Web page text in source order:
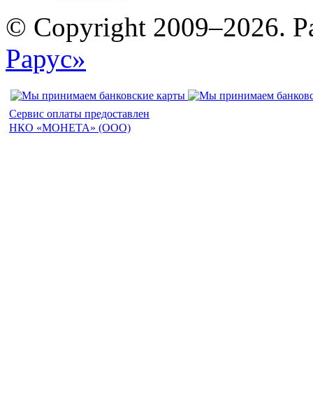
© Copyright 2009–2026.
Рарус»
Сервис оплаты предоставлен
НКО «МОНЕТА» (ООО)